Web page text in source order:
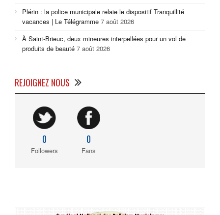
Plérin : la police municipale relaie le dispositif Tranquillité
vacances | Le Télégramme 7 août 2026
À Saint-Brieuc, deux mineures interpellées pour un vol de
produits de beauté 7 août 2026
REJOIGNEZ NOUS
0
Followers
0
Fans